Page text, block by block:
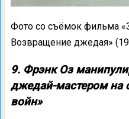
Фото со съёмок фильма
Возвращение джедая»
9. Фрэнк Оз
джедай-мастером на
войн»